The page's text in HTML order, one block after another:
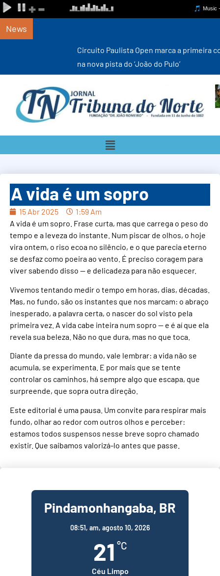
News
Circuito Paulista Open marca a primeira competição estadual
na nova pista do ‘João do Pulo’
A vida é um sopro
15 Abr 2025
1:59 Am
A vida é um sopro. Frase curta, mas que carrega o peso do
tempo e a leveza do instante. Num piscar de olhos, o hoje
vira ontem, o riso ecoa no silêncio, e o que parecia eterno
se desfaz como poeira ao vento. É preciso coragem para
viver sabendo disso — e delicadeza para não esquecer.
Vivemos tentando medir o tempo em horas, dias, décadas.
Mas, no fundo, são os instantes que nos marcam: o abraço
inesperado, a palavra certa, o nascer do sol visto pela
primeira vez. A vida cabe inteira num sopro — e é aí que ela
revela sua beleza. Não no que dura, mas no que toca.
Diante da pressa do mundo, vale lembrar: a vida não se
acumula, se experimenta. E por mais que se tente
controlar os caminhos, há sempre algo que escapa, que
surpreende, que sopra outra direção.
Este editorial é uma pausa. Um convite para respirar mais
fundo, olhar ao redor com outros olhos e perceber:
estamos todos suspensos nesse breve sopro chamado
existir. Que saibamos valorizá-lo antes que passe.
Pindamonhangaba, BR
08:51, am, agosto 10, 2026
21 °C
Céu Limpo